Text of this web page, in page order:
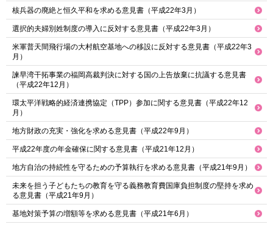
核兵器の廃絶と恒久平和を求める意見書（平成22年3月）
選択的夫婦別姓制度の導入に反対する意見書（平成22年3月）
米軍普天間飛行場の大村航空基地への移設に反対する意見書（平成22年3
月）
諫早湾干拓事業の福岡高裁判決に対する国の上告放棄に抗議する意見書
（平成22年12月）
環太平洋戦略的経済連携協定（TPP）参加に関する意見書（平成22年12
月）
地方財政の充実・強化を求める意見書（平成22年9月）
平成22年度の年金確保に関する意見書（平成21年12月）
地方自治の持続性を守るための予算執行を求める意見書（平成21年9月）
未来を担う子どもたちの教育を守る義務教育費国庫負担制度の堅持を求め
る意見書（平成21年9月）
基地対策予算の増額等を求める意見書（平成21年6月）